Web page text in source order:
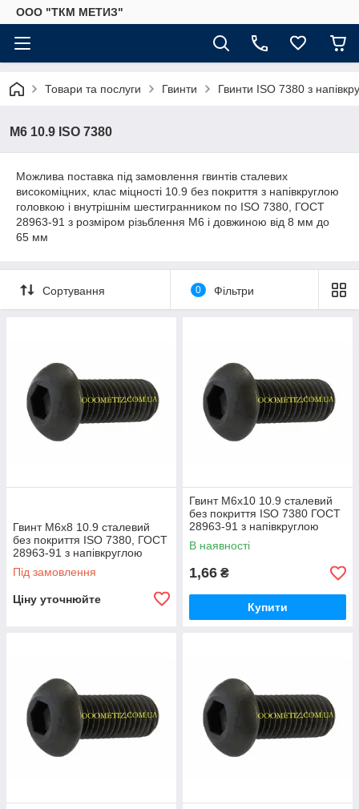
ООО "ТКМ МЕТИЗ"
Товари та послуги Гвинти Гвинти ISO 7380 з
М6 10.9 ISO 7380
Можлива поставка під замовлення гвинтів сталевих
високоміцних, клас міцності 10.9 без покриття з напівкруглою
головкою і внутрішнім шестигранником по ISO 7380, ГОСТ
28963-91 з розміром різьблення М6 і довжиною від 8 мм до
65 мм
Сортування 0 Фільтри
Гвинт М6х8 10.9 сталевий
без покриття ISO 7380, ГОСТ
28963-91 з напівкруглою
головкою, внутрішнім
шестигранником
Під замовлення
Ціну уточнюйте
Гвинт М6х10 10.9 сталевий
без покриття ISO 7380 ГОСТ
28963-91 з напівкруглою
головкою, внутрішнім
шестигранником
В наявності
1,66 ₴
Купити